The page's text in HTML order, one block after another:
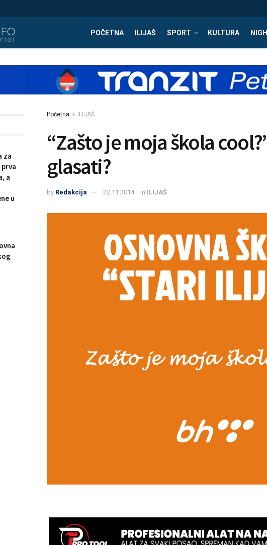
POČETNA ILIJAŠ SPORT KULTURA
Početna ILIJAŠ
“Zašto je moja škola
glasati?
by Redakcija 22.11.2014. in ILIJAŠ
za
a
u